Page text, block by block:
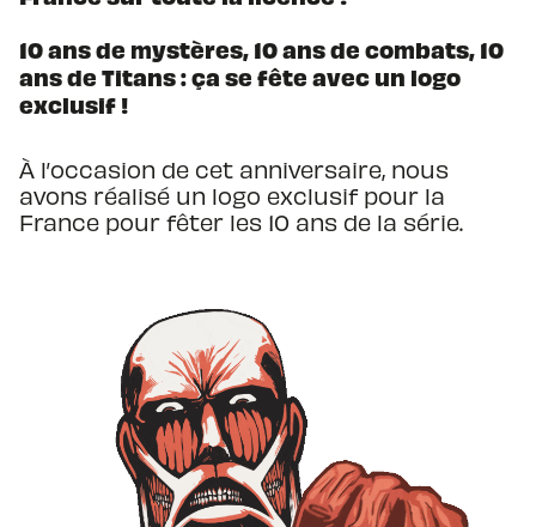
10 ans de mystères, 10 ans de combats, 10
ans de Titans : ça se fête avec un logo
exclusif !
À l’occasion de cet anniversaire, nous
avons réalisé un logo exclusif pour la
France pour fêter les 10 ans de la série.